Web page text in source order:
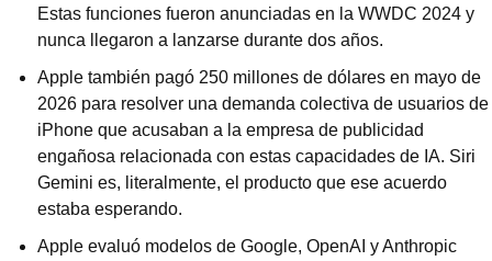
Estas funciones fueron anunciadas en la WWDC 2024 y
nunca llegaron a lanzarse durante dos años.
Apple también pagó 250 millones de dólares en mayo de
2026 para resolver una demanda colectiva de usuarios de
iPhone que acusaban a la empresa de publicidad
engañosa relacionada con estas capacidades de IA. Siri
Gemini es, literalmente, el producto que ese acuerdo
estaba esperando.
Apple evaluó modelos de Google, OpenAI y Anthropic